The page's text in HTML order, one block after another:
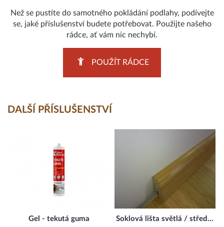
Než se pustíte do samotného pokládání podlahy, podívejte
se, jaké příslušenství budete potřebovat. Použijte našeho
rádce, ať vám nic nechybí.
POUŽÍT RÁDCE
DALŠÍ PŘÍSLUŠENSTVÍ
Gel - tekutá guma Soklová lišta světlá / středně světlá (Dub, Buk, Javor, Jasan)